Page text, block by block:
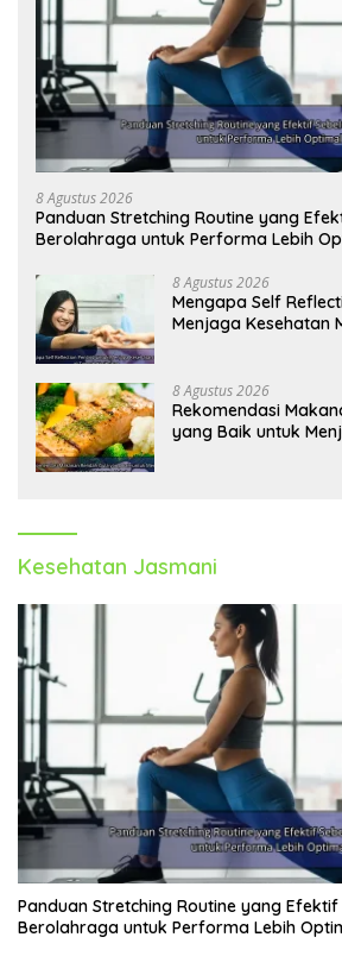
8 Agustus 2026
Panduan Stretching Routine yang
Berolahraga untuk Performa Lebih
8 Agustus 2026
Mengapa Self
Menjaga Kesehatan
8 Agustus 2026
Rekomendasi
yang Baik untuk
Kesehatan Jasmani
Panduan Stretching Routine yang Efektif
Berolahraga untuk Performa Lebih